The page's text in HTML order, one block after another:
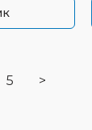
5 >